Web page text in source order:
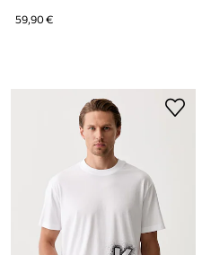
59,90 €